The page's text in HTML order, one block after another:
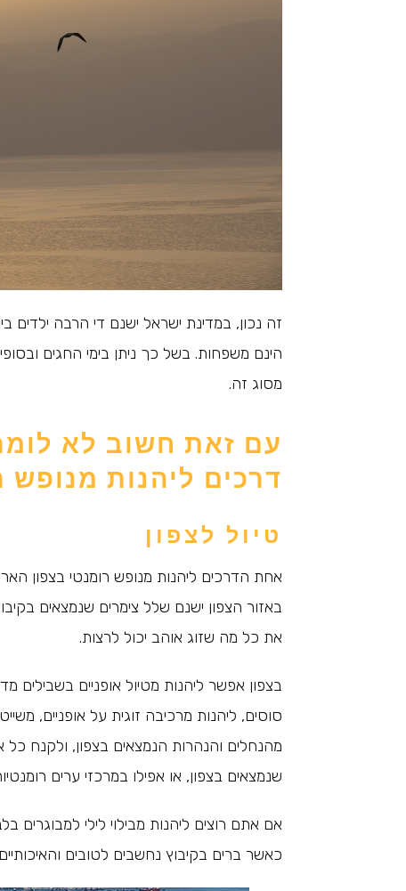
זה נכון, במדינת ישראל ישנם די הרבה ילדים
הינם משפחות. בשל כך ניתן בימי החגים
מסוג זה.
עם זאת חשוב לא
דרכים ליהנות מנופש
טיול לצפון
אחת הדרכים ליהנות מנופש רומנטי בצפון
באזור הצפון ישנם שלל צימרים שנמצאים
את כל מה שזוג אוהב יכול לרצות.
בצפון אפשר ליהנות מטיול אופניים בשבילים
סוסים, ליהנות מרכיבה זוגית על אופניים,
מהנחלים והנהרות הנמצאים בצפון, ולקנח
שנמצאים בצפון, או אפילו במרכזי ערים
אם אתם רוצים ליהנות מבילוי לילי
כאשר ברים בקיבוץ נחשבים לטובים